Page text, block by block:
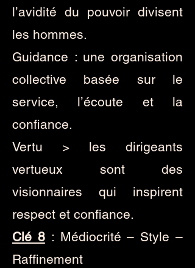
l’avidité du pouvoir divisent
les hommes.
Guidance : une organisation
collective basée sur le
service, l’écoute et la
confiance.
Vertu > les dirigeants
vertueux sont des
visionnaires qui inspirent
respect et confiance.
Clé 8: Médiocrité – Style –
Raffinement